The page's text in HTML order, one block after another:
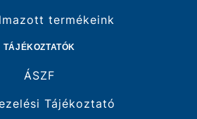
termékeink
TÁJÉKOZTATÓK
ÁSZF
Tájékoztató